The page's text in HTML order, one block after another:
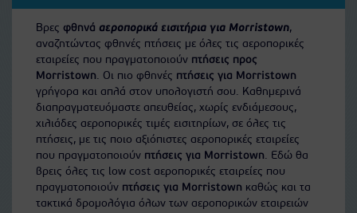
Βρες φθηνά αεροπορικά εισιτήρια για Morristown,
αναζητώντας φθηνές πτήσεις με όλες τις αεροπορικές
εταιρείες που πραγματοποιούν πτήσεις προς
Morristown. Οι πιο φθηνές πτήσεις για Morristown
γρήγορα και απλά στον υπολογιστή σου. Καθημερινά
διαπραγματευόμαστε απευθείας, χωρίς ενδιάμεσους,
χιλιάδες αεροπορικές τιμές εισιτηρίων, σε όλες τις
πτήσεις, με τις ποιο αξιόπιστες αεροπορικές εταιρείες
που πραγματοποιούν πτήσεις για Morristown. Εδώ θα
βρεις όλες τις low cost αεροπορικές εταιρείες που
πραγματοποιούν πτήσεις για Morristown καθώς και τα
τακτικά δρομολόγια όλων των αεροπορικών εταιρειών